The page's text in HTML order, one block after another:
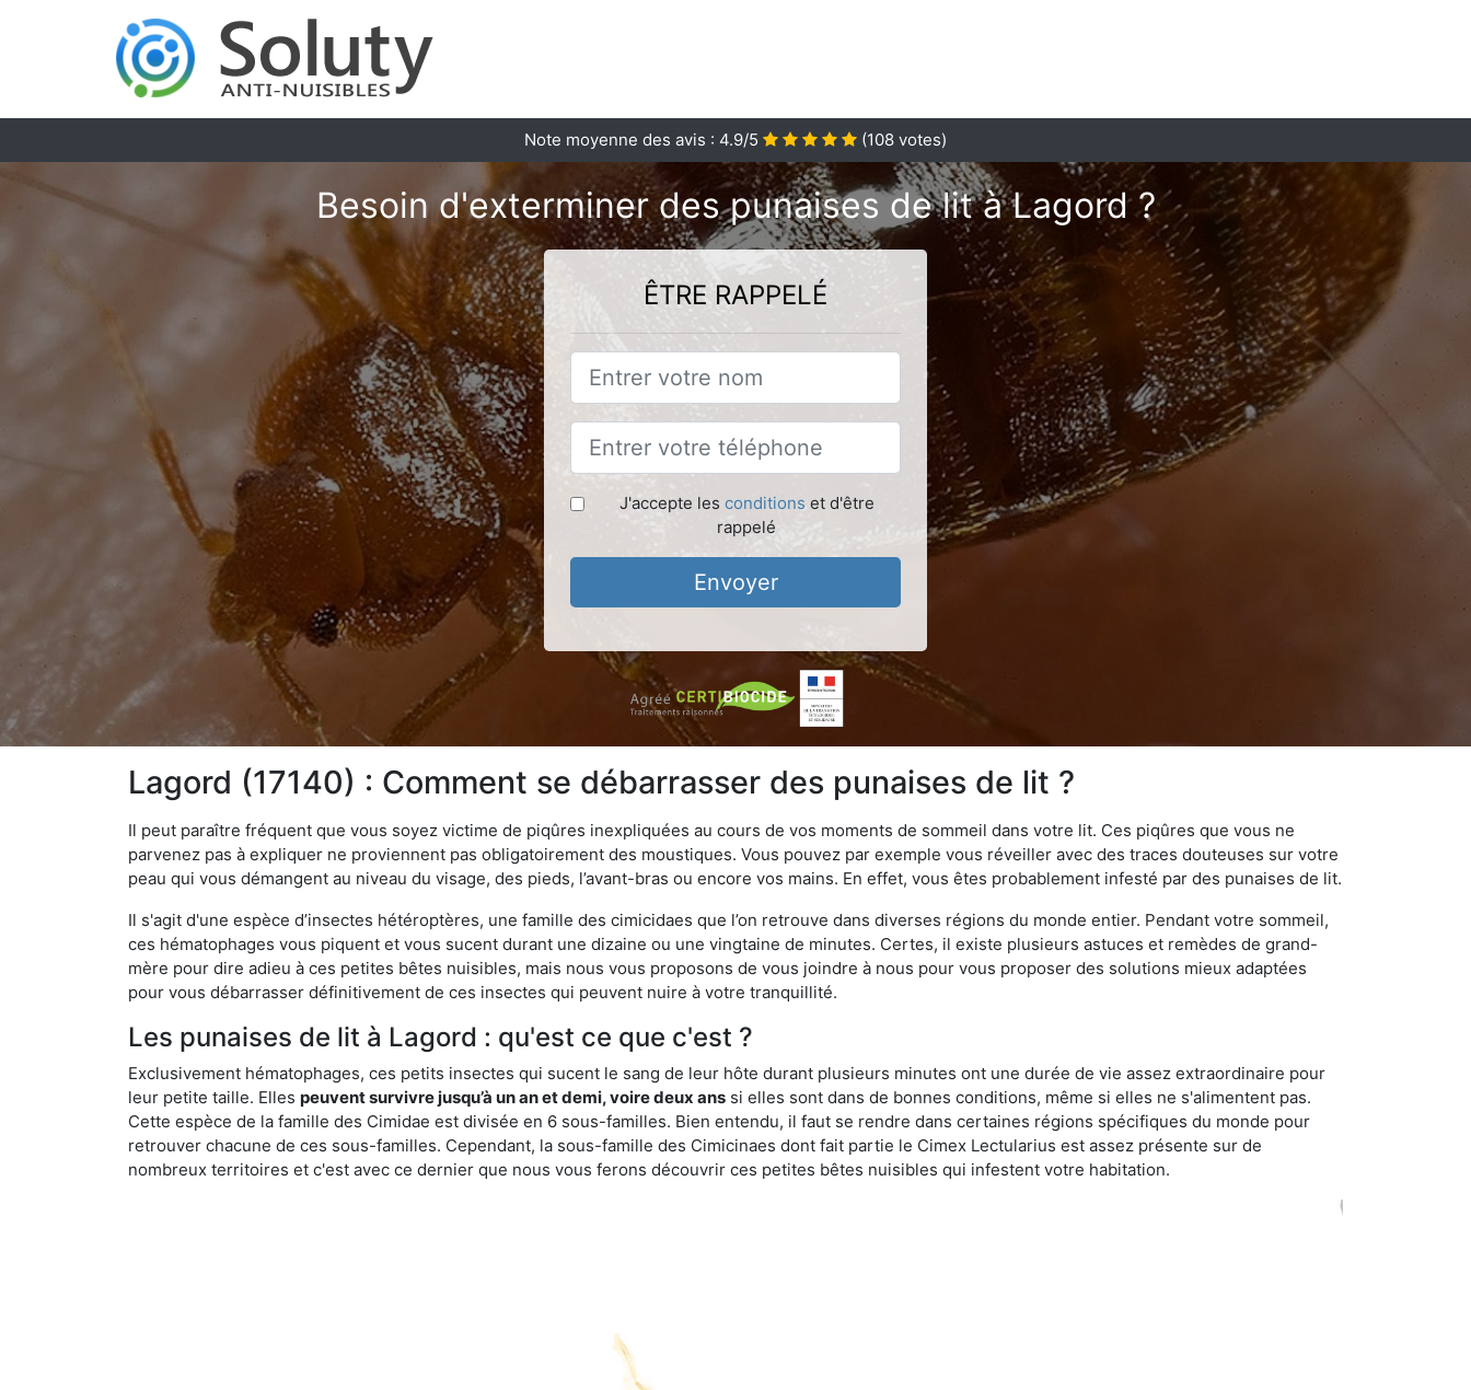
Note moyenne des avis : 4.9/5 (108 votes)
Besoin d'exterminer des punaises de lit à Lagord ?
ÊTRE RAPPELÉ
J'accepte les conditions et d'être
rappelé
Envoyer
Lagord (17140) : Comment se débarrasser des punaises de lit ?
Il peut paraître fréquent que vous soyez victime de piqûres inexpliquées au cours de vos moments de sommeil dans votre lit. Ces piqûres que vous ne
parvenez pas à expliquer ne proviennent pas obligatoirement des moustiques. Vous pouvez par exemple vous réveiller avec des traces douteuses sur votre
peau qui vous démangent au niveau du visage, des pieds, l’avant-bras ou encore vos mains. En effet, vous êtes probablement infesté par des punaises de lit.
Il s'agit d'une espèce d’insectes hétéroptères, une famille des cimicidaes que l’on retrouve dans diverses régions du monde entier. Pendant votre sommeil,
ces hématophages vous piquent et vous sucent durant une dizaine ou une vingtaine de minutes. Certes, il existe plusieurs astuces et remèdes de grand-
mère pour dire adieu à ces petites bêtes nuisibles, mais nous vous proposons de vous joindre à nous pour vous proposer des solutions mieux adaptées
pour vous débarrasser définitivement de ces insectes qui peuvent nuire à votre tranquillité.
Les punaises de lit à Lagord : qu'est ce que c'est ?
Exclusivement hématophages, ces petits insectes qui sucent le sang de leur hôte durant plusieurs minutes ont une durée de vie assez extraordinaire pour
leur petite taille. Elles peuvent survivre jusqu’à un an et demi, voire deux ans si elles sont dans de bonnes conditions, même si elles ne s'alimentent pas.
Cette espèce de la famille des Cimidae est divisée en 6 sous-familles. Bien entendu, il faut se rendre dans certaines régions spécifiques du monde pour
retrouver chacune de ces sous-familles. Cependant, la sous-famille des Cimicinaes dont fait partie le Cimex Lectularius est assez présente sur de
nombreux territoires et c'est avec ce dernier que nous vous ferons découvrir ces petites bêtes nuisibles qui infestent votre habitation.